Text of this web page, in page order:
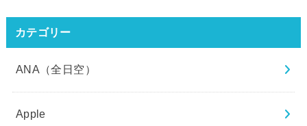
カテゴリー
ANA（全日空）
Apple